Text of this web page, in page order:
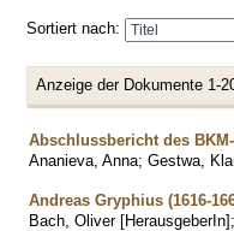
Sortiert nach:
Anzeige der Dokumente 1-
Abschlussbericht des
Ananieva, Anna; Gestwa,
Andreas Gryphius (1616-
Bach, Oliver [HerausgeberIn]